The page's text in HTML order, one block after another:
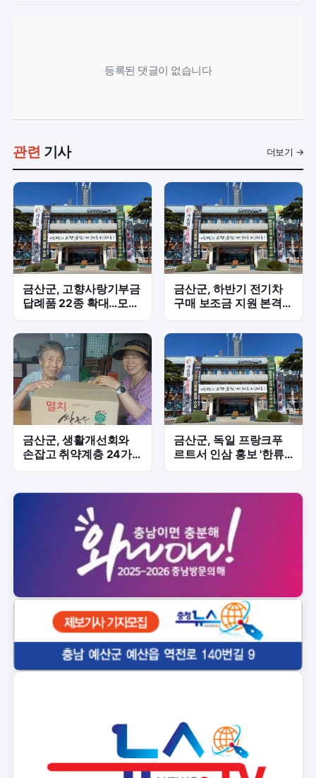
등록된 댓글이 없습니다
관련 기사 더보기 →
금산군, 고향사랑기부금
답례품 22종 확대…모금
확대 총력
금산군, 하반기 전기차
구매 보조금 지원 본격
화…승용 35대·승합 5대
예정
금산군, 생활개선회와
손잡고 취약계층 24가
구 '맞춤형 나눔' 본격화
금산군, 독일 프랑크푸
르트서 인삼 홍보 '한류
행사' 참가